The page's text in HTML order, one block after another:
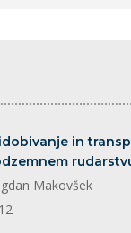
in
Makovšek